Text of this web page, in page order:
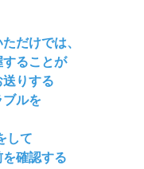
だけでは、
ることが
りする
ルを
して
確認する